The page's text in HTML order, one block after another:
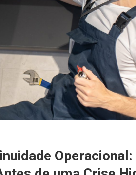
Operacional: